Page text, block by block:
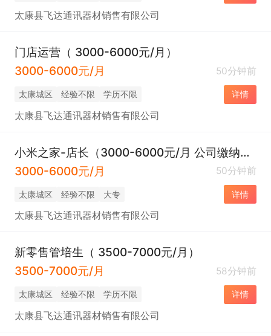
太康县飞达通讯器材销售有限公司
门店运营（ 3000-6000元/月）
3000-6000元/月
50分钟前
太康城区 经验不限 学历不限 详情
太康县飞达通讯器材销售有限公司
小米之家-店长（3000-6000元/月 公司缴纳五险一金）
3000-6000元/月
50分钟前
太康城区 经验不限 大专 详情
太康县飞达通讯器材销售有限公司
新零售管培生（ 3500-7000元/月）
3500-7000元/月
58分钟前
太康城区 经验不限 学历不限 详情
太康县飞达通讯器材销售有限公司